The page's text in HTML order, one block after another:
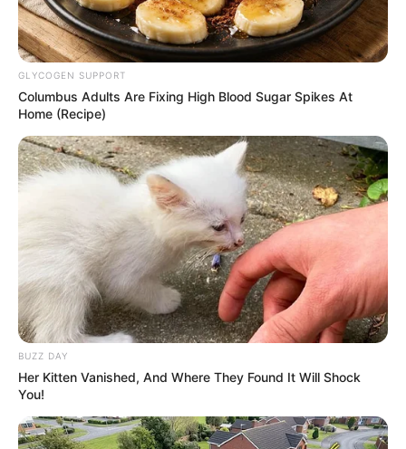
GLYCOGEN SUPPORT
Columbus Adults Are Fixing High Blood Sugar Spikes At
Home (Recipe)
BUZZ DAY
Her Kitten Vanished, And Where They Found It Will Shock
You!